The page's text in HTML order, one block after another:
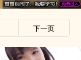
下一页